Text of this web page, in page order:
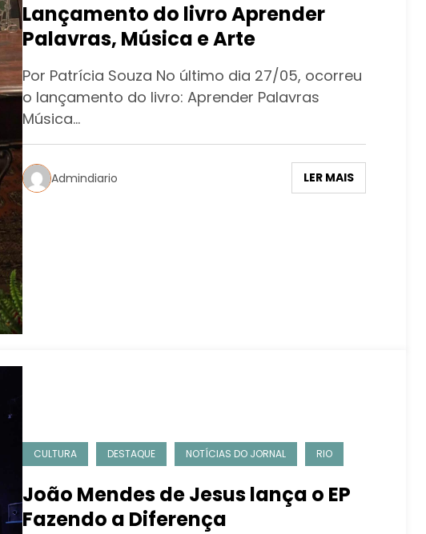
Lançamento do livro Aprender
Palavras, Música e Arte
Por Patrícia Souza No último dia 27/05, ocorreu
o lançamento do livro: Aprender Palavras
Música…
Admindiario LER MAIS
CULTURA DESTAQUE NOTÍCIAS DO JORNAL RIO
João Mendes de Jesus lança o EP
Fazendo a Diferença